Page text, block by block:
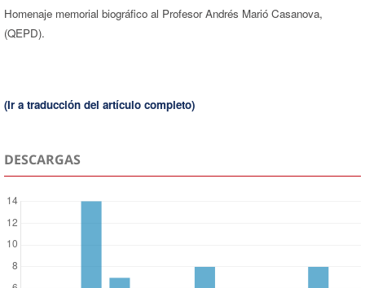
Homenaje memorial biográfico al Profesor Andrés Marió Casanova,
(QEPD).
(Ir a traducción del artículo completo)
DESCARGAS